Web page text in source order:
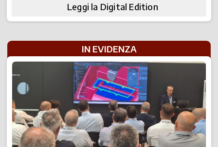
Leggi la Digital Edition
IN EVIDENZA